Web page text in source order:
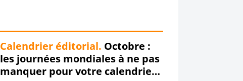
Calendrier éditorial. Octobre :
les journées mondiales à ne pas
manquer pour votre calendrier